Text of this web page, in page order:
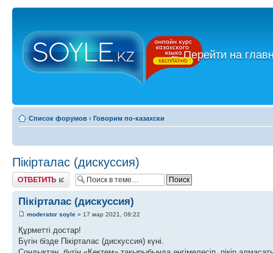
←Перейти на
Список форумов ‹ Говорим по-казахски
Пікірталас (дискуссия)
Ответить
Пікірталас (дискуссия)
moderator soyle » 17 мар 2021, 08:22
Құрметті достар!
Бүгін бізде Пікірталас (дискуссия) күні.